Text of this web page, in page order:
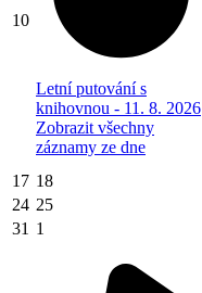
10
Letní putování s
knihovnou - 11. 8. 2026
Zobrazit všechny
záznamy ze dne
17 18
24 25
31 1